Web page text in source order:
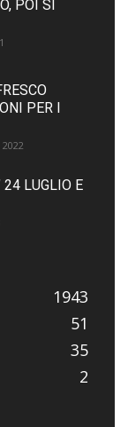
POI SI
PER I
24 LUGLIO E
1943
51
35
2